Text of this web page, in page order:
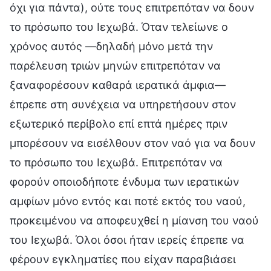
όχι για πάντα), ούτε τους επιτρεπόταν να δουν
το πρόσωπο του Ιεχωβά. Όταν τελείωνε ο
χρόνος αυτός —δηλαδή μόνο μετά την
παρέλευση τριών μηνών επιτρεπόταν να
ξαναφορέσουν καθαρά ιερατικά άμφια—
έπρεπε στη συνέχεια να υπηρετήσουν στον
εξωτερικό περίβολο επί επτά ημέρες πριν
μπορέσουν να εισέλθουν στον ναό για να δουν
το πρόσωπο του Ιεχωβά. Επιτρεπόταν να
φορούν οποιοδήποτε ένδυμα των ιερατικών
αμφίων μόνο εντός και ποτέ εκτός του ναού,
προκειμένου να αποφευχθεί η μίανση του ναού
του Ιεχωβά. Όλοι όσοι ήταν ιερείς έπρεπε να
φέρουν εγκληματίες που είχαν παραβιάσει